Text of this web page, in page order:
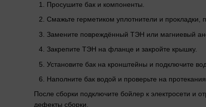
Просушите бак и компоненты.
Смажьте герметиком уплотнители и прокладки,
Замените повреждённый ТЭН или магниевый
Закрепите ТЭН на фланце и закройте крышку.
Установите бак на кронштейны и подключите
Наполните бак водой и проверьте на протекания.
После сборки подключите бойлер к электросети и
дефекты сборки.